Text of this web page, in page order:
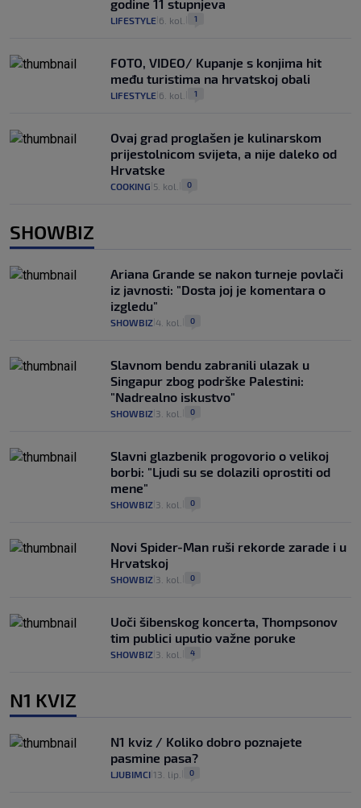
godine 11 stupnjeva
LIFESTYLE 6. kol. 1
FOTO, VIDEO/ Kupanje s konjima hit
među turistima na hrvatskoj obali
LIFESTYLE 6. kol. 1
Ovaj grad proglašen je kulinarskom
prijestolnicom svijeta, a nije daleko od
Hrvatske
COOKING 5. kol. 0
SHOWBIZ
Ariana Grande se nakon turneje povlači
iz javnosti: "Dosta joj je komentara o
izgledu"
SHOWBIZ 4. kol. 0
Slavnom bendu zabranili ulazak u
Singapur zbog podrške Palestini:
"Nadrealno iskustvo"
SHOWBIZ 3. kol. 0
Slavni glazbenik progovorio o velikoj
borbi: "Ljudi su se dolazili oprostiti od
mene"
SHOWBIZ 3. kol. 0
Novi Spider-Man ruši rekorde zarade i u
Hrvatskoj
SHOWBIZ 3. kol. 0
Uoči šibenskog koncerta, Thompsonov
tim publici uputio važne poruke
SHOWBIZ 3. kol. 4
N1 KVIZ
N1 kviz / Koliko dobro poznajete
pasmine pasa?
LJUBIMCI 13. lip. 0